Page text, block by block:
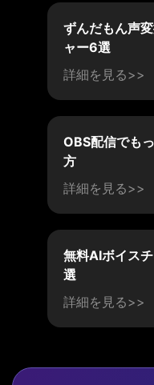
ずんだもん声
ャー6選
詳細を見る>>
OBS配信でも
方
詳細を見る>>
無料AIボイス
選
詳細を見る>>